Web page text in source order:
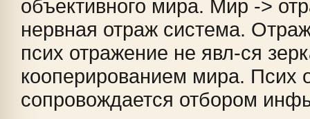
объектив­ного мира. Мир ->
нервная отраж система.
псих отражение не явл-ся
кооперированием мира. Псих
сопровождается отбором